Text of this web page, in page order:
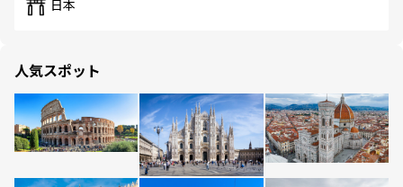
日本
人気スポット